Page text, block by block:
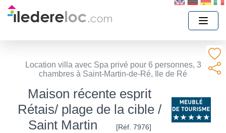
Location villa avec Spa privé pour 6 personnes, 3
chambres à Saint-Martin-de-Ré, Ile de Ré
Maison récente esprit
Rétais/ plage de la cible /
Saint Martin
[Réf. 7976]